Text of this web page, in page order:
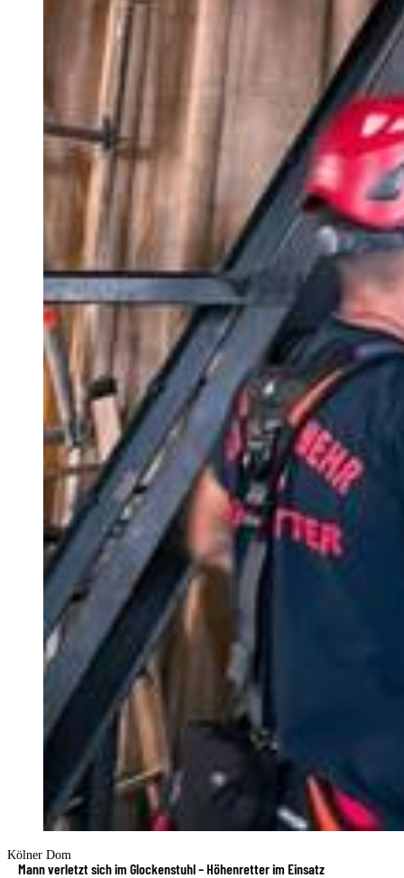
Kölner Dom
Mann verletzt sich im Glockenstuhl – Höhenretter im Einsatz